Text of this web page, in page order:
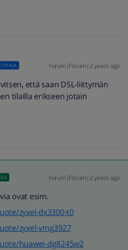
Forum|Forum|2 years ago
että saan DSL-liittymän
tilailla erikseen jotain
Forum|Forum|2 years ago
ovat esim.
zyxel-dx3300-t0
zyxel-vmg3927
huawei-dg8245w2